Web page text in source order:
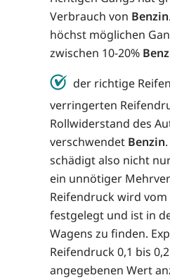
Verbrauch von Benzin
höchst möglichen
zwischen 10-20%
der richtige
verringerten
Rollwiderstand des
verschwendet Benzin
schädigt also nicht
ein unnötiger
Reifendruck wird
festgelegt und ist in
Wagens zu finden.
Reifendruck 0,1 bis
angegebenen Wert